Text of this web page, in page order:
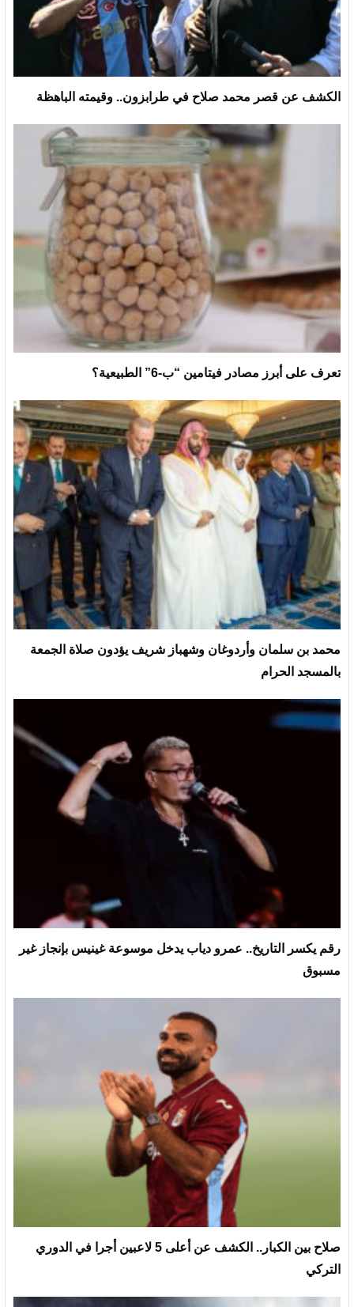
الكشف عن قصر محمد صلاح في طرابزون.. وقيمته الباهظة
تعرف على أبرز مصادر فيتامين “ب-6” الطبيعية؟
محمد بن سلمان وأردوغان وشهباز شريف يؤدون صلاة الجمعة
بالمسجد الحرام
رقم يكسر التاريخ.. عمرو دياب يدخل موسوعة غينيس بإنجاز غير
مسبوق
صلاح بين الكبار.. الكشف عن أعلى 5 لاعبين أجرا في الدوري
التركي